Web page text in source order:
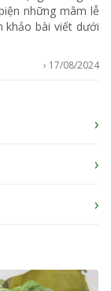
những mâm lễ
khảo bài viết dưới
› 17/08/2024